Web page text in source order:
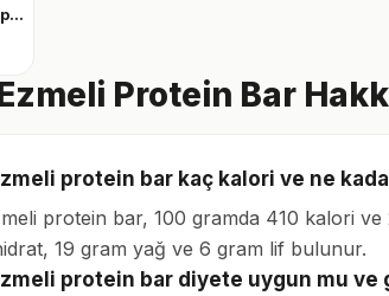
Clear whey protein
Ezmeli Protein Bar
protein bar kaç kalori ve ne
protein bar, 100 gramda 410 kalori
19 gram yağ ve 6 gram lif bulunur.
protein bar diyete uygun mu